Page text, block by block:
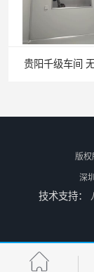
版权
深
技术支持：